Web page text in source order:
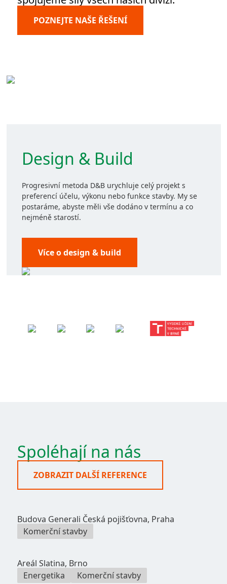
POZNEJTE NAŠE ŘEŠENÍ
Design & Build
Progresivní metoda D&B urychluje celý projekt s
preferencí účelu, výkonu nebo funkce stavby. My se
postaráme, abyste měli vše dodáno v termínu a co
nejméně starostí.
Více o design & build
Spoléhají na nás
ZOBRAZIT DALŠÍ REFERENCE
Budova Generali Česká pojišťovna, Praha
Komerční stavby
Areál Slatina, Brno
Energetika
Komerční stavby